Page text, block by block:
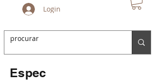
Login
Espec